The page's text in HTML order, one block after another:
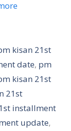
kisan 21st
date, pm
kisan 21st
21st
installment
update,